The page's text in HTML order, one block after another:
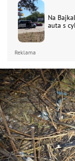
Na
auta s
Reklama